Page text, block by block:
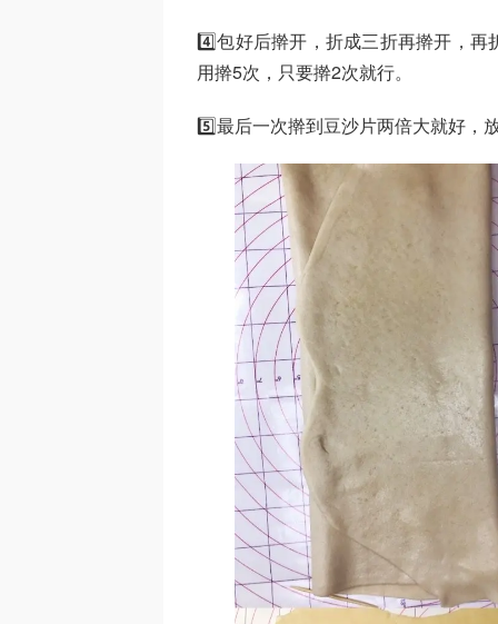
4️⃣包好后擀开，折成三折再擀开，
用擀5次，只要擀2次就行。
5️⃣最后一次擀到豆沙片两倍大就好，